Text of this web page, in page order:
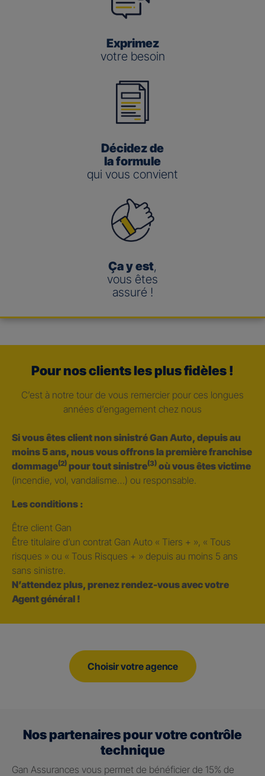
Exprimez
votre besoin
Décidez de
la formule
qui vous convient
Ça y est,
vous êtes
assuré !
Pour nos clients les plus fidèles !
C’est à notre tour de vous remercier pour ces longues
années d’engagement chez nous
Si vous êtes client non sinistré Gan Auto, depuis au
moins 5 ans, nous vous offrons la première franchise
dommage(2) pour tout sinistre(3) où vous êtes victime
(incendie, vol, vandalisme…) ou responsable.
Les conditions :
Être client Gan
Être titulaire d’un contrat Gan Auto « Tiers + », « Tous
risques » ou « Tous Risques + » depuis au moins 5 ans
sans sinistre.
N’attendez plus, prenez rendez-vous avec votre
Agent général !
Choisir votre agence
Nos partenaires pour votre contrôle
technique
Gan Assurances vous permet de bénéficier de 15% de